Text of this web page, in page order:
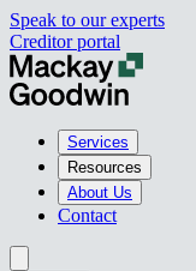
Speak to our experts
Creditor portal
Services
Resources
About Us
Contact